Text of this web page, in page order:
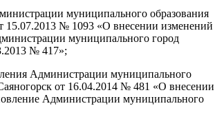
муниципального образования
15.07.2013 № 1093 «О внесении изменений
муниципального город
№ 417»;
Администрации муниципального
от 16.04.2014 № 481 «О внесении
Администрации муниципального